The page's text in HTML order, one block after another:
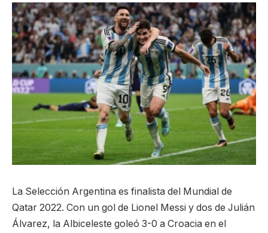
La Selección Argentina es finalista del Mundial de
Qatar 2022. Con un gol de Lionel Messi y dos de Julián
Álvarez, la Albiceleste goleó 3-0 a Croacia en el